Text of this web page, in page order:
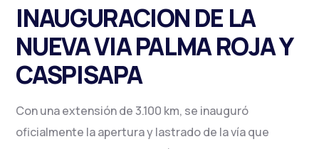
INAUGURACION DE LA
NUEVA VIA PALMA ROJA Y
CASPISAPA
Con una extensión de 3.100 km, se inauguró
oficialmente la apertura y lastrado de la vía que